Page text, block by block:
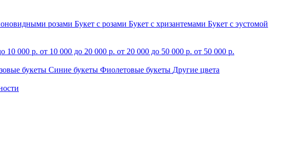
розами Букет с розами Букет с хризантемами Букет с эустомой
10 000 р. от 10 000 до 20 000 р. от 20 000 до 50 000 р. от 50 000 р.
букеты Синие букеты Фиолетовые букеты Другие цвета